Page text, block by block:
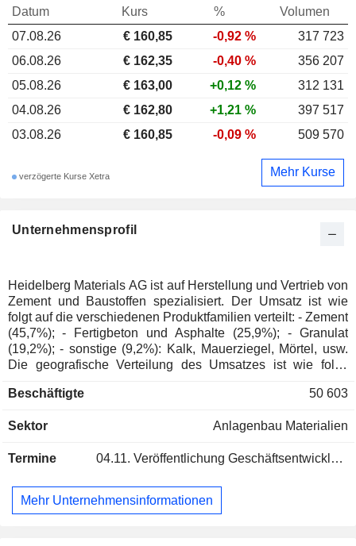
Unternehmensprofil
Heidelberg Materials AG ist auf Herstellung und Vertrieb von
Zement und Baustoffen spezialisiert. Der Umsatz ist wie
folgt auf die verschiedenen Produktfamilien verteilt: - Zement
(45,7%); - Fertigbeton und Asphalte (25,9%); - Granulat
(19,2%); - sonstige (9,2%): Kalk, Mauerziegel, Mörtel, usw.
Die geografische Verteilung des Umsatzes ist wie folgt:
(9,8%), Australien (6,5%), Frankreich (5,4%), Italien (4,7%),
Beschäftigte 50 603
Sektor Anlagenbau Materialien
Termine 04.11. Veröffentlichung Geschäftsentwicklung - Q3 2026
Mehr Unternehmensinformationen
Datum Kurs %
Volumen
07.08.26
€ 160,85 -0,92 %
317 723
06.08.26
€ 162,35 -0,40 %
356 207
05.08.26
€ 163,00 +0,12 %
312 131
04.08.26
€ 162,80 +1,21 %
397 517
03.08.26
€ 160,85 -0,09 % 509 570
verzögerte Kurse Xetra Mehr Kurse